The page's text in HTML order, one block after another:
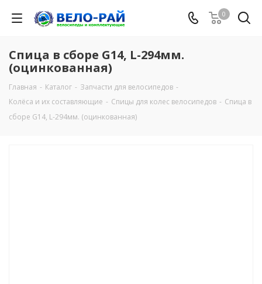
0
Спица в сборе G14, L-294мм.
(оцинкованная)
Главная - Каталог - Запчасти для велосипедов -
Колёса и их составляющие - Спицы для колес велосипедов - Спица в
сборе G14, L-294мм. (оцинкованная)